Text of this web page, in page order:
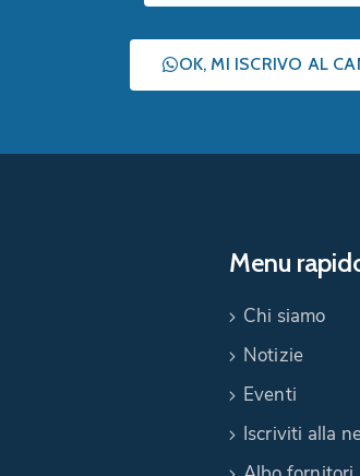
OK, MI ISCRIVO AL
Menu
Chi siamo
Notizie
Eventi
Iscriviti alla